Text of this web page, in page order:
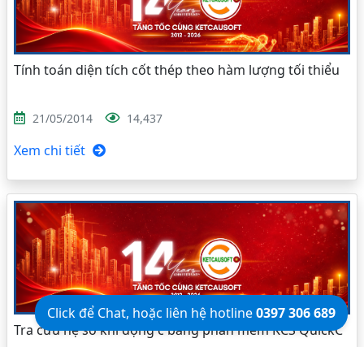
Tính toán diện tích cốt thép theo hàm lượng tối thiểu
21/05/2014 14,437
Xem chi tiết
Tra cứu hệ số khí động c bằng phần mềm KCS QuickC
Click để Chat, hoặc liên hệ hotline0397 306 689